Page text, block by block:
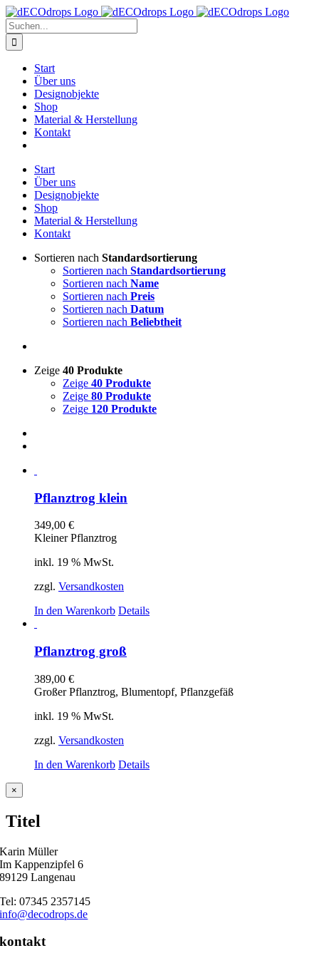
Zum
Inhalt
springen
Suche
nach:
Start
Über uns
Designobjekte
Shop
Material & Herstellung
Kontakt
Start
Über uns
Designobjekte
Shop
Material & Herstellung
Kontakt
Sortieren nach Standardsortierung
Sortieren nach Standardsortierung
Sortieren nach Name
Sortieren nach Preis
Sortieren nach Datum
Sortieren nach Beliebtheit
Zeige 40 Produkte
Zeige 40 Produkte
Zeige 80 Produkte
Zeige 120 Produkte
Pflanztrog klein
349,00 €
Kleiner Pflanztrog
inkl. 19 % MwSt.
zzgl. Versandkosten
In den Warenkorb Details
Pflanztrog groß
389,00 €
Großer Pflanztrog, Blumentopf, Pflanzgefäß
inkl. 19 % MwSt.
zzgl. Versandkosten
In den Warenkorb Details
Close
product
view
×
Titel
Karin Müller
Im Kappenzipfel 6
89129 Langenau
Tel: 07345 2357145
info@decodrops.de
kontakt